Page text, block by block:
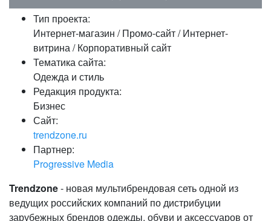
Запомнить меня на этом
Забыли свой пароль?
или войдите с помощью
Тип проекта:
Интернет-магазин / Промо-сайт / Интернет-
витрина / Корпоративный сайт
Тематика сайта:
Одежда и стиль
Редакция продукта:
Бизнес
Сайт:
trendzone.ru
Партнер:
Progressive Media
Trendzone- новая мультибрендовая сеть одной из
ведущих российских компаний по дистрибуции
зарубежных брендов одежды, обуви и аксессуаров от